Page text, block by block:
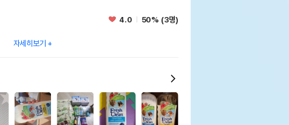
4.0 50% (3명)
자세히보기